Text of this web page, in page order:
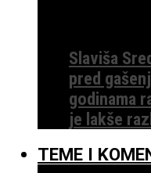
Slaviša
pred
godinama
je lakše
TEME I